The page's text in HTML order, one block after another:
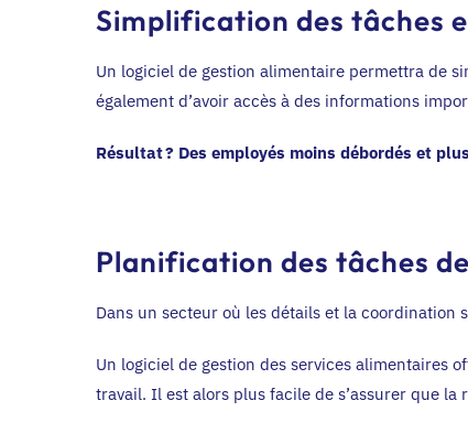
Simplification des tâches
Un logiciel de gestion alimentaire permettra de
également d’avoir accès à des informations
Résultat ? Des employés moins débordés et
Planification des tâches
Dans un secteur où les détails et la coordination
Un logiciel de gestion des services alimentaires
travail. Il est alors plus facile de s’assurer que